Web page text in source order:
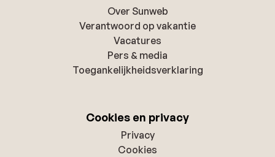
Over Sunweb
Verantwoord op vakantie
Vacatures
Pers & media
Toegankelijkheidsverklaring
Cookies en privacy
Privacy
Cookies